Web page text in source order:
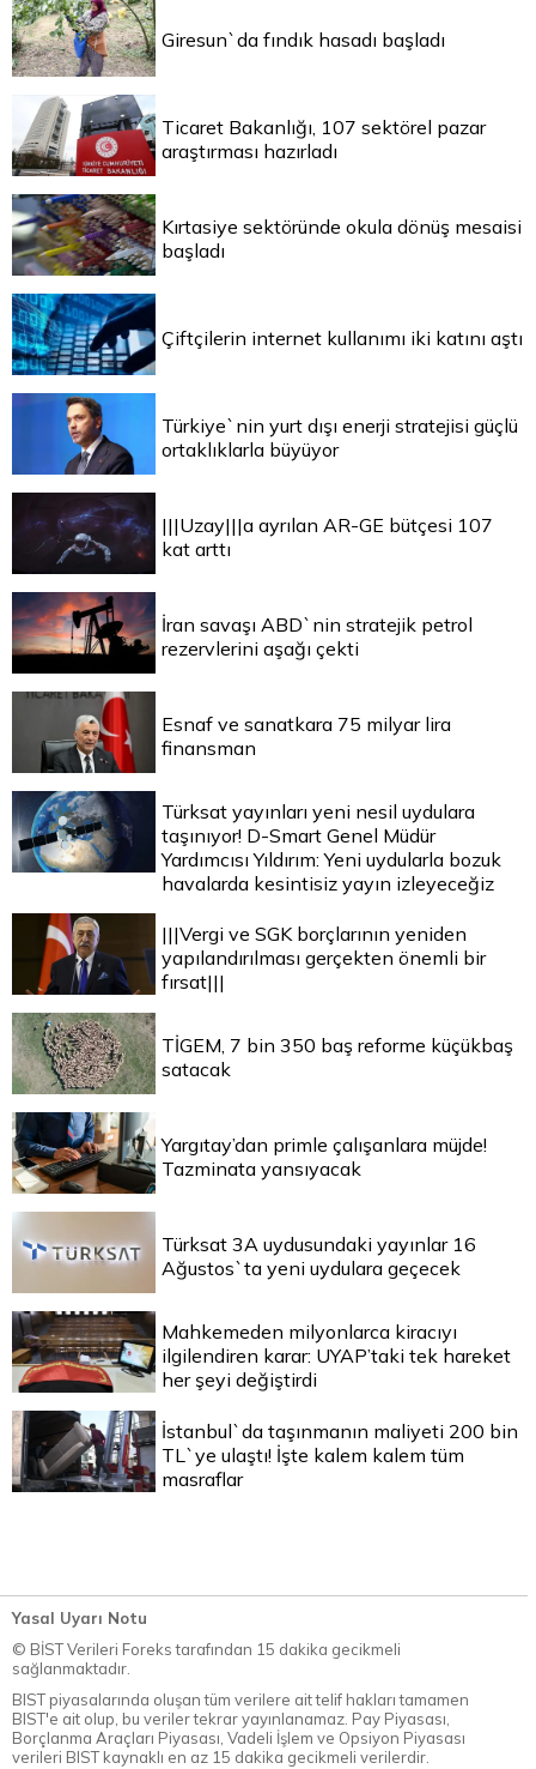
Giresun`da fındık hasadı başladı
Ticaret Bakanlığı, 107 sektörel pazar
araştırması hazırladı
Kırtasiye sektöründe okula dönüş mesaisi
başladı
Çiftçilerin internet kullanımı iki katını aştı
Türkiye`nin yurt dışı enerji stratejisi güçlü
ortaklıklarla büyüyor
|||Uzay|||a ayrılan AR-GE bütçesi 107
kat arttı
İran savaşı ABD`nin stratejik petrol
rezervlerini aşağı çekti
Esnaf ve sanatkara 75 milyar lira
finansman
Türksat yayınları yeni nesil uydulara
taşınıyor! D-Smart Genel Müdür
Yardımcısı Yıldırım: Yeni uydularla bozuk
havalarda kesintisiz yayın izleyeceğiz
|||Vergi ve SGK borçlarının yeniden
yapılandırılması gerçekten önemli bir
fırsat|||
TİGEM, 7 bin 350 baş reforme küçükbaş
satacak
Yargıtay’dan primle çalışanlara müjde!
Tazminata yansıyacak
Türksat 3A uydusundaki yayınlar 16
Ağustos`ta yeni uydulara geçecek
Mahkemeden milyonlarca kiracıyı
ilgilendiren karar: UYAP’taki tek hareket
her şeyi değiştirdi
İstanbul`da taşınmanın maliyeti 200 bin
TL`ye ulaştı! İşte kalem kalem tüm
masraflar
Yasal Uyarı Notu
© BİST Verileri Foreks tarafından 15 dakika gecikmeli
sağlanmaktadır.
BIST piyasalarında oluşan tüm verilere ait telif hakları tamamen
BIST'e ait olup, bu veriler tekrar yayınlanamaz. Pay Piyasası,
Borçlanma Araçları Piyasası, Vadeli İşlem ve Opsiyon Piyasası
verileri BIST kaynaklı en az 15 dakika gecikmeli verilerdir.